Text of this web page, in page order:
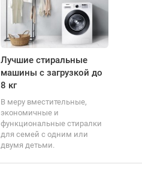
Лучшие стиральные
машины с загрузкой до
8 кг
В меру вместительные,
экономичные и
функциональные стиралки
для семей с одним или
двумя детьми.